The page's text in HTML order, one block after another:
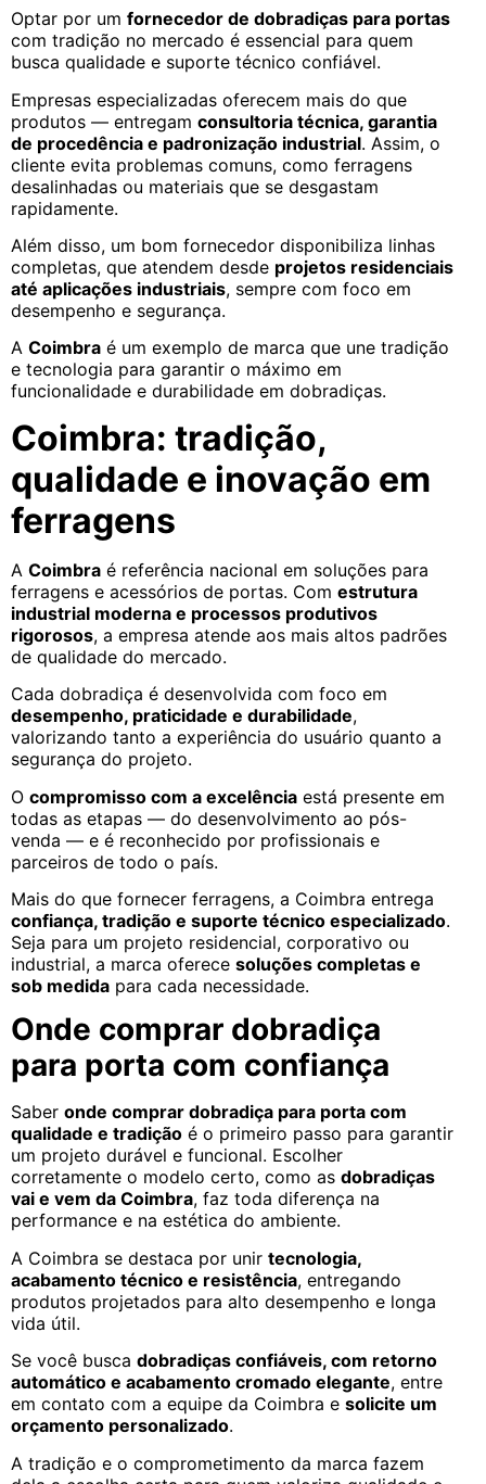
Optar por um fornecedor de dobradiças para portas
com tradição no mercado é essencial para quem
busca qualidade e suporte técnico confiável.
Empresas especializadas oferecem mais do que
produtos — entregam consultoria técnica, garantia
de procedência e padronização industrial. Assim, o
cliente evita problemas comuns, como ferragens
desalinhadas ou materiais que se desgastam
rapidamente.
Além disso, um bom fornecedor disponibiliza linhas
completas, que atendem desde projetos residenciais
até aplicações industriais, sempre com foco em
desempenho e segurança.
A Coimbra é um exemplo de marca que une tradição
e tecnologia para garantir o máximo em
funcionalidade e durabilidade em dobradiças.
Coimbra: tradição,
qualidade e inovação em
ferragens
A Coimbra é referência nacional em soluções para
ferragens e acessórios de portas. Com estrutura
industrial moderna e processos produtivos
rigorosos, a empresa atende aos mais altos padrões
de qualidade do mercado.
Cada dobradiça é desenvolvida com foco em
desempenho, praticidade e durabilidade,
valorizando tanto a experiência do usuário quanto a
segurança do projeto.
O compromisso com a excelência está presente em
todas as etapas — do desenvolvimento ao pós-
venda — e é reconhecido por profissionais e
parceiros de todo o país.
Mais do que fornecer ferragens, a Coimbra entrega
confiança, tradição e suporte técnico especializado.
Seja para um projeto residencial, corporativo ou
industrial, a marca oferece soluções completas e
sob medida para cada necessidade.
Onde comprar dobradiça
para porta com confiança
Saber onde comprar dobradiça para porta com
qualidade e tradição é o primeiro passo para garantir
um projeto durável e funcional. Escolher
corretamente o modelo certo, como as dobradiças
vai e vem da Coimbra, faz toda diferença na
performance e na estética do ambiente.
A Coimbra se destaca por unir tecnologia,
acabamento técnico e resistência, entregando
produtos projetados para alto desempenho e longa
vida útil.
Se você busca dobradiças confiáveis, com retorno
automático e acabamento cromado elegante, entre
em contato com a equipe da Coimbra e solicite um
orçamento personalizado.
A tradição e o comprometimento da marca fazem